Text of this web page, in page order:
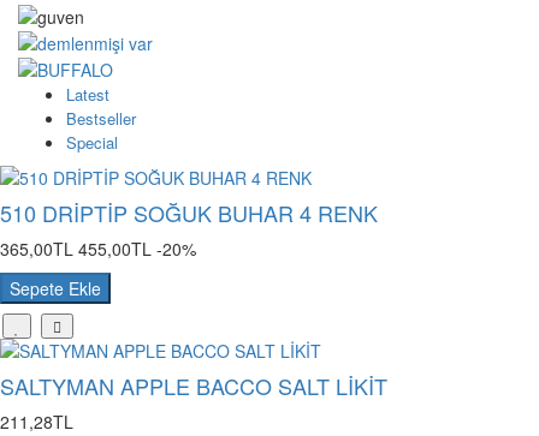
Latest
Bestseller
Special
510 DRİPTİP SOĞUK BUHAR 4 RENK
365,00TL 455,00TL -20%
Sepete Ekle
SALTYMAN APPLE BACCO SALT LİKİT
211,28TL